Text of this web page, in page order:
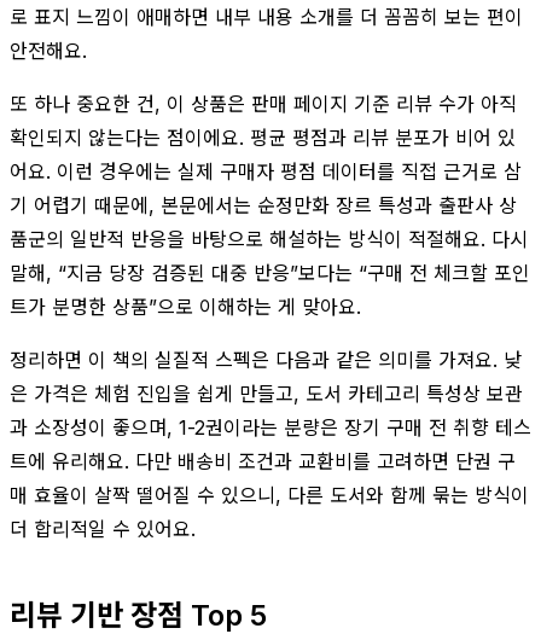
로 표지 느낌이 애매하면 내부 내용 소개를 더 꼼꼼히 보는 편이
안전해요.
또 하나 중요한 건, 이 상품은 판매 페이지 기준 리뷰 수가 아직
확인되지 않는다는 점이에요. 평균 평점과 리뷰 분포가 비어 있
어요. 이런 경우에는 실제 구매자 평점 데이터를 직접 근거로 삼
기 어렵기 때문에, 본문에서는 순정만화 장르 특성과 출판사 상
품군의 일반적 반응을 바탕으로 해설하는 방식이 적절해요. 다시
말해, “지금 당장 검증된 대중 반응”보다는 “구매 전 체크할 포인
트가 분명한 상품”으로 이해하는 게 맞아요.
정리하면 이 책의 실질적 스펙은 다음과 같은 의미를 가져요. 낮
은 가격은 체험 진입을 쉽게 만들고, 도서 카테고리 특성상 보관
과 소장성이 좋으며, 1-2권이라는 분량은 장기 구매 전 취향 테스
트에 유리해요. 다만 배송비 조건과 교환비를 고려하면 단권 구
매 효율이 살짝 떨어질 수 있으니, 다른 도서와 함께 묶는 방식이
더 합리적일 수 있어요.
리뷰 기반 장점 Top 5